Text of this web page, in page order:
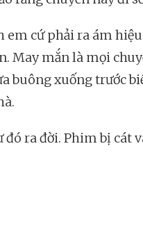
em cứ phải ra ám
May mắn là mọi
buông xuống trước
đó ra đời. Phim bị cát